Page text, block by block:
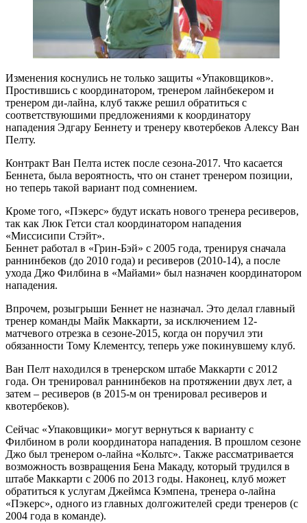
Изменения коснулись не только защиты «Упаковщиков».
Простившись с координатором, тренером лайнбекером и
тренером ди-лайна, клуб также решил обратиться с
соответствуюшими предложениями к координатору
нападения Эдгару Беннету и тренеру квотербеков Алексу Ван
Пелту.
Контракт Ван Пелта истек после сезона-2017. Что касается
Беннета, была вероятность, что он станет тренером позиции,
но теперь такой вариант под сомнением.
Кроме того, «Пэкерс» будут искать нового тренера ресиверов,
так как Люк Гетси стал координатором нападения
«Миссисипи Стэйт».
Беннет работал в «Грин-Бэй» с 2005 года, тренируя сначала
раннинбеков (до 2010 года) и ресиверов (2010-14), а после
ухода Джо Филбина в «Майами» был назначен координатором
нападения.
Впрочем, розыгрыши Беннет не назначал. Это делал главный
тренер команды Майк Маккарти, за исключением 12-
матчевого отрезка в сезоне-2015, когда он поручил эти
обязанности Тому Клементсу, теперь уже покинувшему клуб.
Ван Пелт находился в тренерском штабе Маккарти с 2012
года. Он тренировал раннинбеков на протяжении двух лет, а
затем – ресиверов (в 2015-м он тренировал ресиверов и
квотербеков).
Сейчас «Упаковщики» могут вернуться к варианту с
Филбином в роли координатора нападения. В прошлом сезоне
Джо был тренером о-лайна «Кольтс». Также рассматривается
возможность возвращения Бена Макаду, который трудился в
штабе Маккарти с 2006 по 2013 годы. Наконец, клуб может
обратиться к услугам Джеймса Кэмпена, тренера о-лайна
«Пэкерс», одного из главных долгожителей среди тренеров (с
2004 года в команде).